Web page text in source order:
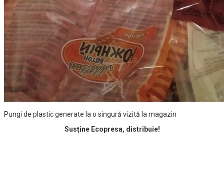
Pungi de plastic generate la o singură vizită la magazin
Susține Ecopresa, distribuie!